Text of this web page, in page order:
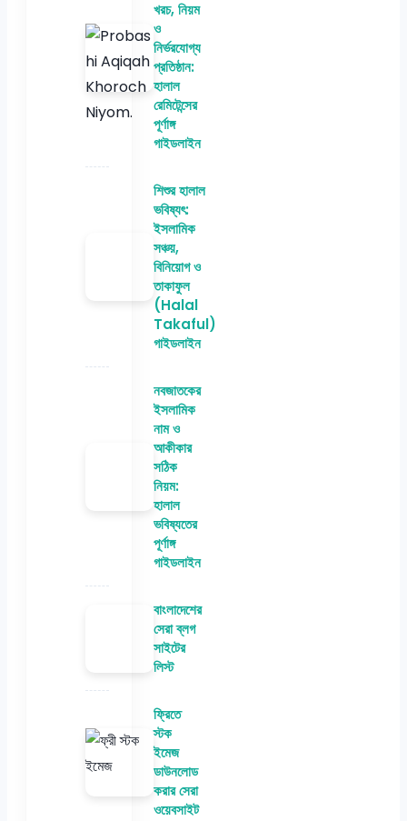
খরচ, নিয়ম
ও
নির্ভরযোগ্য
প্রতিষ্ঠান:
হালাল
রেমিটেন্সের
পূর্ণাঙ্গ
গাইডলাইন
শিশুর হালাল
ভবিষ্যৎ:
ইসলামিক
সঞ্চয়,
বিনিয়োগ ও
তাকাফুল
(Halal
Takaful)
গাইডলাইন
নবজাতকের
ইসলামিক
নাম ও
আকীকার
সঠিক
নিয়ম:
হালাল
ভবিষ্যতের
পূর্ণাঙ্গ
গাইডলাইন
বাংলাদেশের
সেরা ব্লগ
সাইটের
লিস্ট
ফ্রিতে
স্টক
ইমেজ
ডাউনলোড
করার সেরা
ওয়েবসাইট